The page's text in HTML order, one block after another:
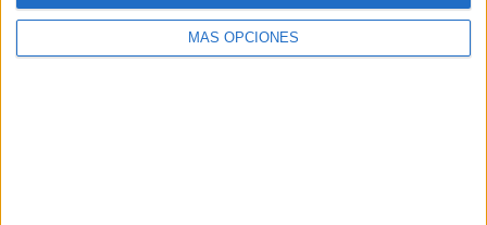
MÁS OPCIONES